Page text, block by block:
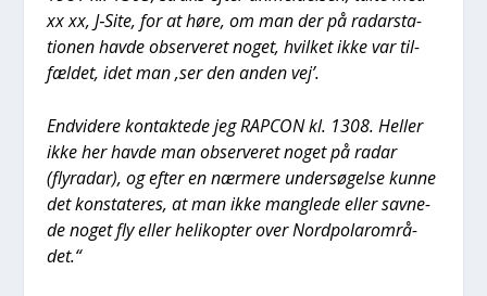
xx xx, J‑Site, for at høre, om man der på radar­sta­
tio­nen hav­de obser­ve­ret noget, hvil­ket ikke var til­
fæl­det, idet man ‚ser den anden vej’.
End­vi­de­re kon­tak­te­de jeg RAPCON kl. 1308. Hel­ler
ikke her hav­de man obser­ve­ret noget på radar
(flyra­dar), og efter en nær­me­re under­sø­gel­se kun­ne
det kon­sta­te­res, at man ikke mang­le­de eller sav­ne­
de noget fly eller heli­kop­ter over Nord­po­la­r­om­rå­
det.“